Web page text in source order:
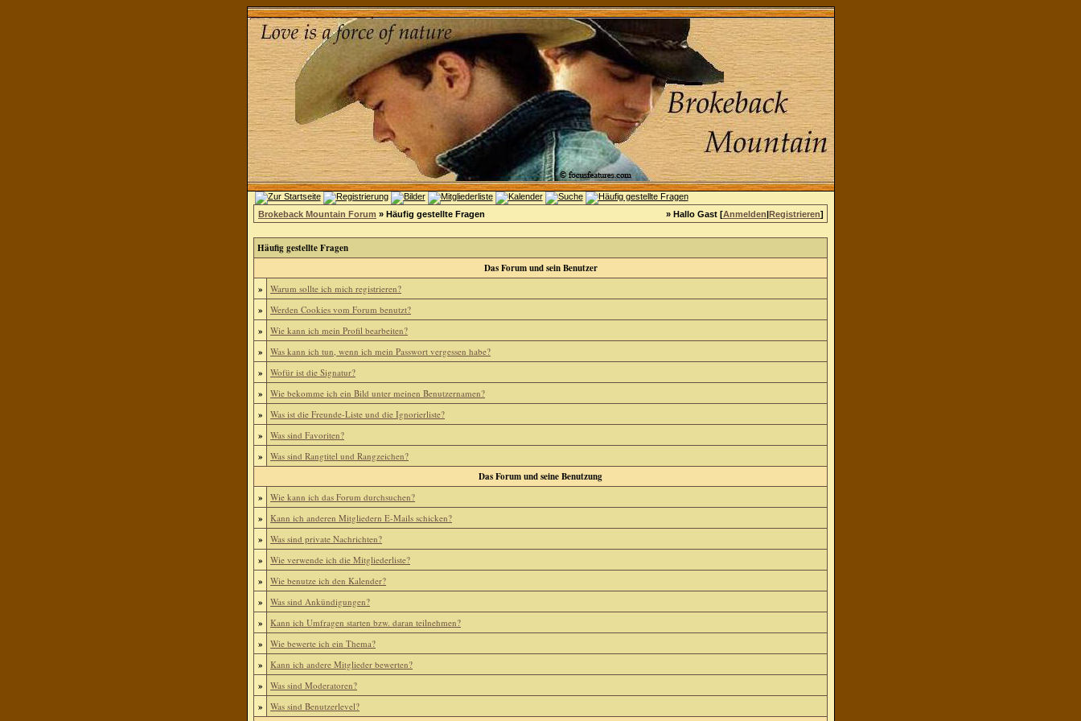
Brokeback Mountain Forum » Häufig gestellte Fragen » Hallo Gast [Anmelden|Registrieren]
Häufig gestellte Fragen
Das Forum und sein Benutzer
»
Warum sollte ich mich registrieren?
» Werden Cookies vom Forum benutzt?
» Wie kann ich mein Profil bearbeiten?
» Was kann ich tun, wenn ich mein Passwort vergessen habe?
» Wofür ist die Signatur?
» Wie bekomme ich ein Bild unter meinen Benutzernamen?
» Was ist die Freunde-Liste und die Ignorierliste?
» Was sind Favoriten?
» Was sind Rangtitel und Rangzeichen?
Das Forum und seine Benutzung
»
Wie kann ich das Forum durchsuchen?
» Kann ich anderen Mitgliedern E-Mails schicken?
» Was sind private Nachrichten?
» Wie verwende ich die Mitgliederliste?
» Wie benutze ich den Kalender?
» Was sind Ankündigungen?
» Kann ich Umfragen starten bzw. daran teilnehmen?
» Wie bewerte ich ein Thema?
» Kann ich andere Mitglieder bewerten?
» Was sind Moderatoren?
» Was sind Benutzerlevel?